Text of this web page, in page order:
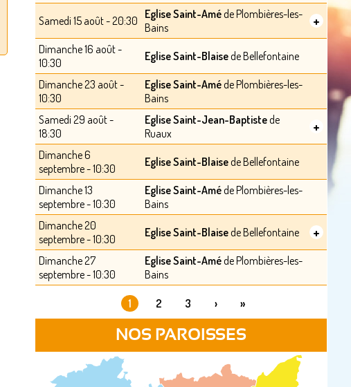
Samedi 15 août - 20:30 Eglise Saint-Améde Plombières-les-
Bains
+
Dimanche 16 août -
10:30
Eglise Saint-Blaisede Bellefontaine
Dimanche 23 août -
10:30
Eglise Saint-Améde Plombières-les-
Bains
Samedi 29 août -
18:30
Eglise Saint-Jean-Baptistede
Ruaux
+
Dimanche 6
septembre - 10:30
Eglise Saint-Blaisede Bellefontaine
Dimanche 13
septembre - 10:30
Eglise Saint-Améde Plombières-les-
Bains
Dimanche 20
septembre - 10:30
Eglise Saint-Blaisede Bellefontaine +
Dimanche 27
septembre - 10:30
Eglise Saint-Améde Plombières-les-
Bains
1 2 3 › »
NOS PAROISSES